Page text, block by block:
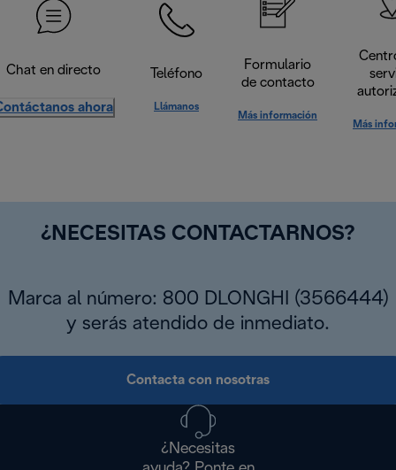
Chat en directo
ahora
Teléfono
Llámanos
Formulario
de contacto
Más información
Más
¿NECESITAS CONTACTARNOS?
Marca al número: 800 DLONGHI (3566444)
y serás atendido de inmediato.
Contacta con nosotras
¿Necesitas